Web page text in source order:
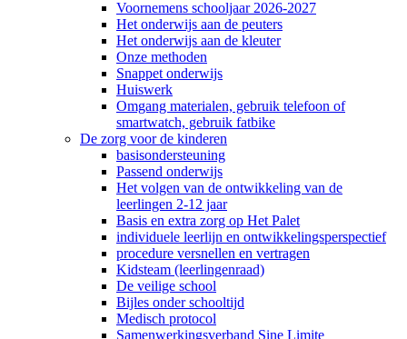
Voornemens schooljaar 2026-2027
Het onderwijs aan de peuters
Het onderwijs aan de kleuter
Onze methoden
Snappet onderwijs
Huiswerk
Omgang materialen, gebruik telefoon of
smartwatch, gebruik fatbike
De zorg voor de kinderen
basisondersteuning
Passend onderwijs
Het volgen van de ontwikkeling van de
leerlingen 2-12 jaar
Basis en extra zorg op Het Palet
individuele leerlijn en ontwikkelingsperspectief
procedure versnellen en vertragen
Kidsteam (leerlingenraad)
De veilige school
Bijles onder schooltijd
Medisch protocol
Samenwerkingsverband Sine Limite